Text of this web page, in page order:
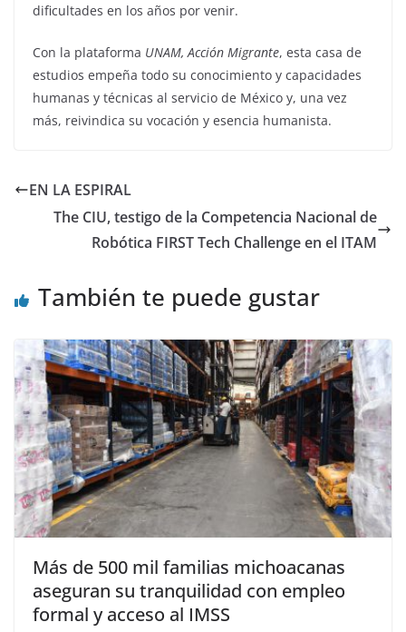
dificultades en los años por venir.
Con la plataforma UNAM, Acción Migrante, esta casa de
estudios empeña todo su conocimiento y capacidades
humanas y técnicas al servicio de México y, una vez
más, reivindica su vocación y esencia humanista.
EN LA ESPIRAL
The CIU, testigo de la Competencia Nacional de
Robótica FIRST Tech Challenge en el ITAM
También te puede gustar
Más de 500 mil familias michoacanas
aseguran su tranquilidad con empleo
formal y acceso al IMSS